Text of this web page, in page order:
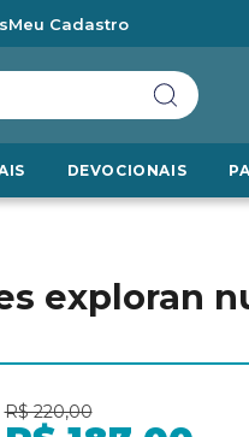
Meu Cadastro
DEVOCIONAIS
exploran
R$ 220,00